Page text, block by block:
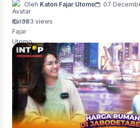
Oleh Katon Fajar Utomo 07
383 views